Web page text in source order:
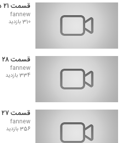
قسمت ۲۱ دانه های مروارید
fannew
310 بازدید
قسمت ۲۸ دانه های مروارید
fannew
334 بازدید
قسمت ۲۷ دانه های مروارید
fannew
356 بازدید